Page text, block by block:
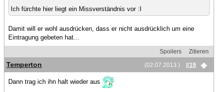
Ich fürchte hier liegt ein Missverständnis vor :I
Damit will er wohl ausdrücken, dass er nicht ausdrücklich um eine
Eintragung gebeten hat...
Spoilers
Zitieren
(02.07.2013 )
#19
Temperton
Dann trag ich ihn halt wieder aus